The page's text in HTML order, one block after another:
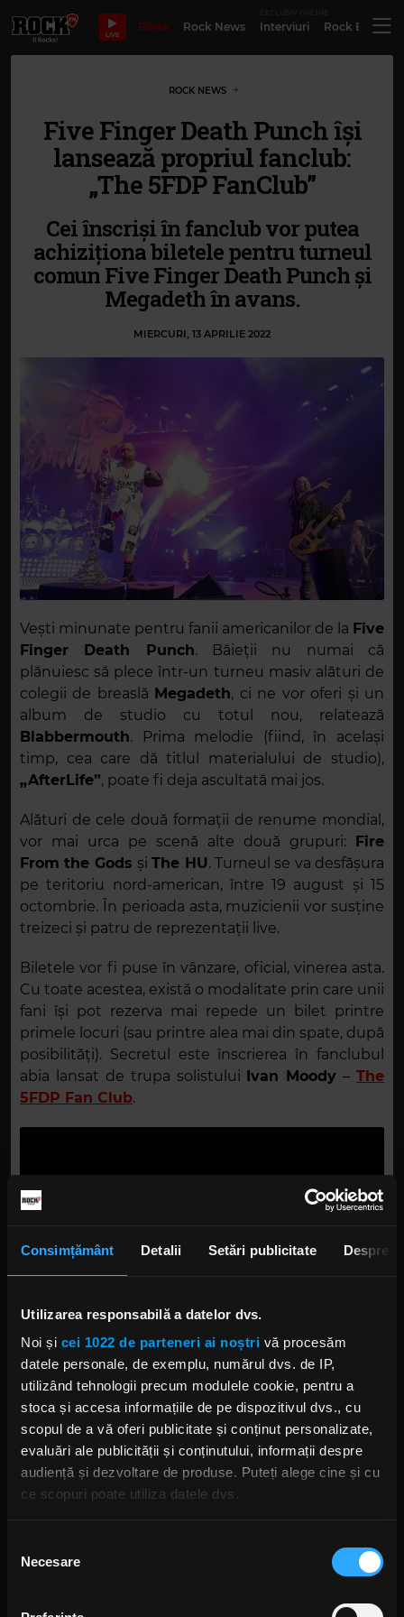
Consimțământ Detalii Setări publicitate Despre
Utilizarea responsabilă a datelor dvs.
Noi și cei 1022 de parteneri ai noștri vă procesăm
datele personale, de exemplu, numărul dvs. de IP,
utilizând tehnologii precum modulele cookie, pentru a
stoca și accesa informațiile de pe dispozitivul dvs., cu
scopul de a vă oferi publicitate și conținut personalizate,
evaluări ale publicității și conținutului, informații despre
audiență și dezvoltare de produse. Puteți alege cine și cu
ce scopuri poate utiliza datele dvs.
Să colectăm informațiile cu privire la locația dvs.
Să vă identificăm dispozitivul scanândul-l în mod
consimțământului
Necesare
LIVE
Bilete Rock News Interviuri Rock
ROCK NEWS
Five Finger Death Punch își
lansează propriul fanclub:
„The 5FDP FanClub”
Cei înscriși în fanclub vor putea
achiziționa biletele pentru turneul
comun Five Finger Death Punch și
Megadeth în avans.
MIERCURI, 13 APRILIE 2022
Vești minunate pentru fanii americanilor de la Five
Finger Death Punch. Băieții nu numai că
plănuiesc să plece într-un turneu masiv alături de
colegii de breaslă Megadeth, ci ne vor oferi și un
album de studio cu totul nou, relatează
Blabbermouth. Prima melodie (fiind, în același
timp, cea care dă titlul materialului de studio),
„AfterLife”, poate fi deja ascultată mai jos.
Alături de cele două formații de renume mondial,
vor mai urca pe scenă alte două grupuri:
Fire
From the Gods șiThe HU. Turneul se va desfășura
pe teritoriu nord-american, între 19 august și 15
octombrie. În perioada asta, muzicienii vor susține
treizeci și patru de reprezentații live.
Biletele vor fi puse în vânzare, oficial, vinerea asta.
Cu toate acestea, există o modalitate prin care unii
fani își pot rezerva mai repede un bilet printre
primele locuri (sau printre alea mai din spate, după
posibilități). Secretul este înscrierea în fanclubul
abia lansat de trupa solistului
Ivan Moody – The
5FDP Fan Club.
FIVE FINGER DEATH PUNCH FIVE FINGER DEATH PUNCH AFTERLIFE
FIVE FINGER DEATH PUNCH ALBUM NOU
ZOLTAN BATHORY FIVE FINGER DEATH PUNCH IVAN MOODY
TURNEU FIVE FINGER DEATH PUNCH MEGADETH FIRE FROM THE GODS
THE HU